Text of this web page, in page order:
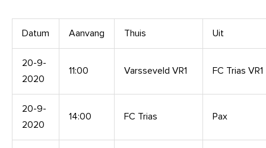
Datum Aanvang Thuis Uit
20-9-
2020
11:00 Varsseveld VR1 FC Trias VR1
20-9-
2020
14:00 FC Trias Pax